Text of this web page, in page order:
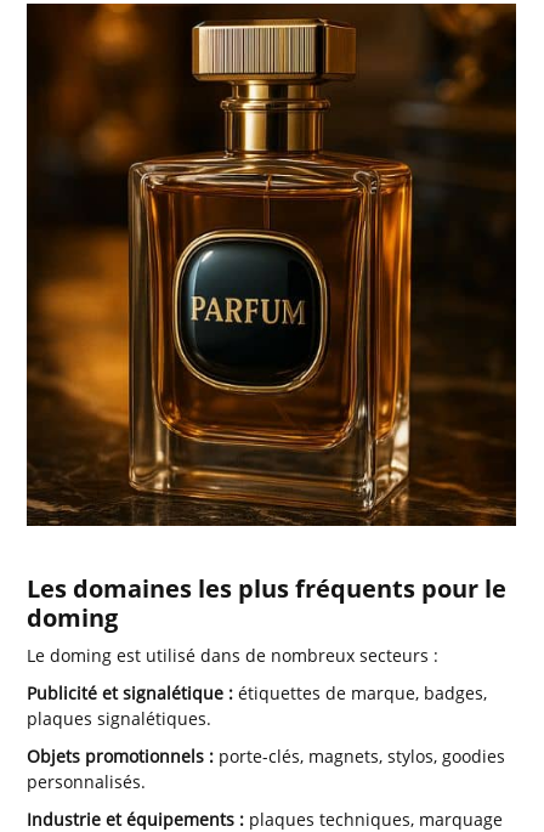
Les domaines les plus fréquents pour le
doming
Le doming est utilisé dans de nombreux secteurs :
Publicité et signalétique :étiquettes de marque, badges,
plaques signalétiques.
Objets promotionnels : porte-clés, magnets, stylos, goodies
personnalisés.
Industrie et équipements : plaques techniques, marquage